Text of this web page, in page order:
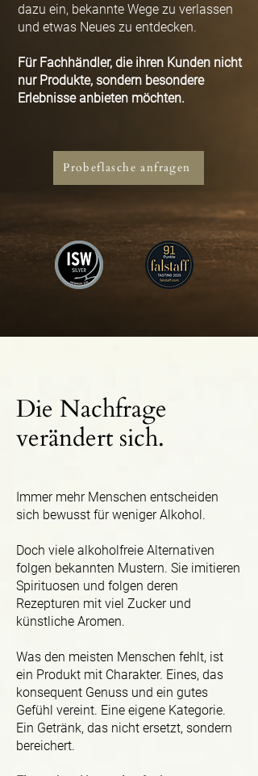
dazu ein, bekannte Wege zu verlassen
und etwas Neues zu entdecken.
Für Fachhändler, die ihren Kunden nicht
nur Produkte, sondern besondere
Erlebnisse anbieten möchten.
Probeflasche anfragen
Die Nachfrage
verändert sich.
Immer mehr Menschen entscheiden
sich bewusst für weniger Alkohol.
Doch viele alkoholfreie Alternativen
folgen bekannten Mustern. Sie imitieren
Spirituosen und folgen deren
Rezepturen mit viel Zucker und
künstliche Aromen.
Was den meisten Menschen fehlt, ist
ein Produkt mit Charakter. Eines, das
konsequent Genuss und ein gutes
Gefühl vereint. Eine eigene Kategorie.
Ein Getränk, das nicht ersetzt, sondern
bereichert.